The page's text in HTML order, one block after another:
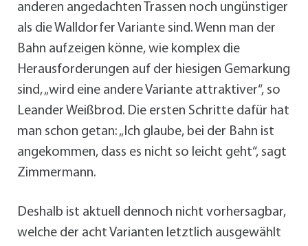
anderen angedachten Trassen noch ungünstiger
als die Walldorfer Variante sind. Wenn man der
Bahn aufzeigen könne, wie komplex die
Herausforderungen auf der hiesigen Gemarkung
sind, „wird eine andere Variante attraktiver“, so
Leander Weißbrod. Die ersten Schritte dafür hat
man schon getan: „Ich glaube, bei der Bahn ist
angekommen, dass es nicht so leicht geht“, sagt
Zimmermann.
Deshalb ist aktuell dennoch nicht vorhersagbar,
welche der acht Varianten letztlich ausgewählt